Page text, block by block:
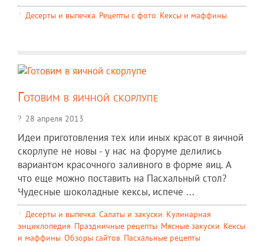
Десерты и выпечка, Рецепты c фото, Кексы и маффины
Готовим в яичной скорлупе
28 апреля 2013
Идеи приготовления тех или иных красот в яичной
скорлупе не новы - у нас на форуме делились
вариантом красочного заливного в форме яиц. А
что еще можно поставить на Пасхальный стол?
Чудесные шоколадные кексы, испече ...
Десерты и выпечка, Салаты и закуски, Кулинарная
энциклопедия, Праздничные рецепты, Мясные закуски, Кексы
и маффины, Обзоры сайтов, Пасхальные рецепты